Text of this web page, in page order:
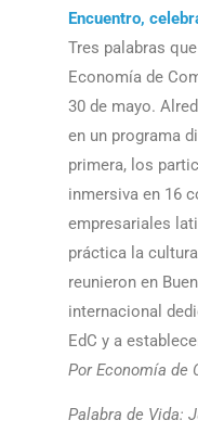
Encuentro,
Tres palabras
Economía de
30 de mayo.
en un programa
primera, los
inmersiva en 16
empresariales
práctica la
reunieron en
internacional
EdC y a
Por Economía de
Palabra de Vida: